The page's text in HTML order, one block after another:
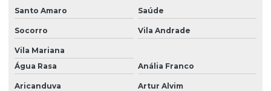
Gerenciamento de resíduos na construção civil
Gerenciamento de resíduos hospitalares
Gerenciamento de resíduos hospitalares em são paulo
Gerenciamento de resíduos industriais
Santo Amaro Saúde
Socorro Vila Andrade
Vila Mariana
Água Rasa
Anália Franco
Aricanduva Artur Alvim